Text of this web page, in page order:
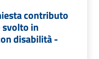
contributo
in
disabilità -